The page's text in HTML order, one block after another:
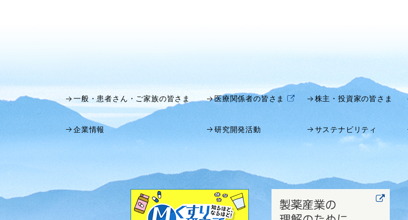
一般・患者さん・ご家族の皆さま 医療関係者の皆さま 株主・投資家の皆さま
企業情報 研究開発活動 サステナビリティ